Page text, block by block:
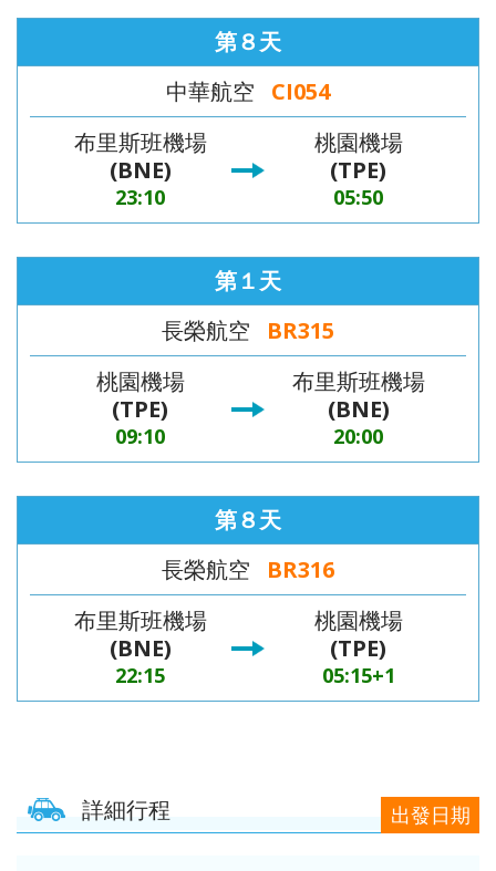
第８天
中華航空
CI054
布里斯班機場
(BNE)
23:10
桃園機場
(TPE)
05:50
第１天
長榮航空
BR315
桃園機場
(TPE)
09:10
布里斯班機場
(BNE)
20:00
第８天
長榮航空
BR316
布里斯班機場
(BNE)
22:15
桃園機場
(TPE)
05:15+1
詳細行程 出發日期